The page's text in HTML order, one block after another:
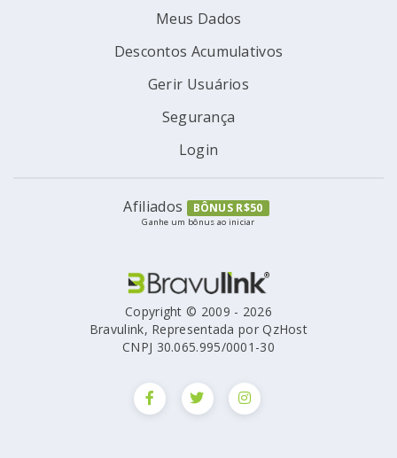
Meus Dados
Descontos Acumulativos
Gerir Usuários
Segurança
Login
Afiliados BÔNUS R$50
Ganhe um bônus ao iniciar
Copyright © 2009 - 2026
Bravulink, Representada por QzHost
CNPJ 30.065.995/0001-30